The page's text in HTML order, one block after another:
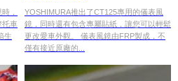
，
車
生
YOSHIMURA推出了CT125專用的儀表風
鏡，同時還有包含專屬貼紙，讓您可以輕鬆
更改愛車外觀。 儀表風鏡由FRP製成，不
僅有接近原廠的...